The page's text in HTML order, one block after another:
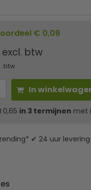
€ 0,09
excl. btw
btw
In
0,65 in 3 termijnen met
✔ 24 uur